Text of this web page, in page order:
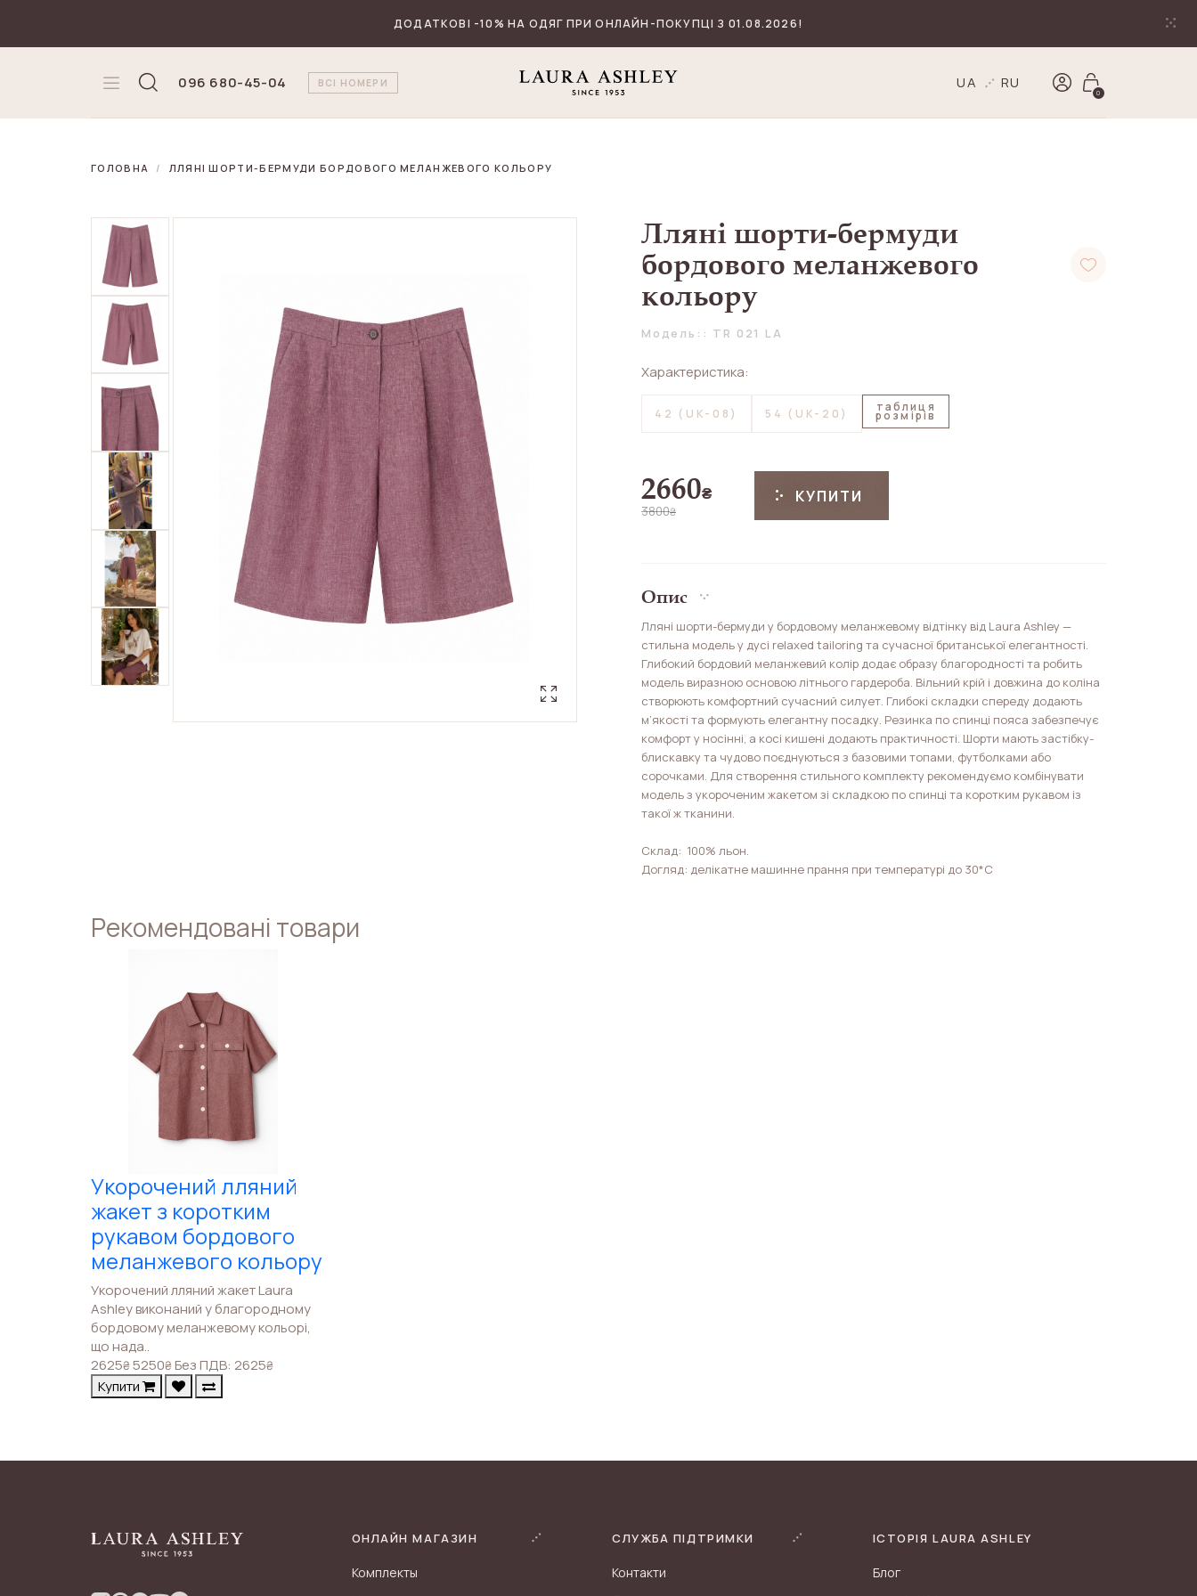
ДОДАТКОВІ -10% НА ОДЯГ ПРИ ОНЛАЙН-ПОКУПЦІ З 01.08.2026!
096 680-45-04 ВСІ НОМЕРИ UA RU
0
ГОЛОВНА ЛЛЯНІ ШОРТИ-БЕРМУДИ БОРДОВОГО МЕЛАНЖЕВОГО КОЛЬОРУ
Лляні шорти-бермуди
бордового меланжевого
кольору
Модель:: TR 021 LA
Характеристика:
42 (UK-08) 54 (UK-20) таблиця
розмірів
2660₴
3800₴
КУПИТИ
Опис
Лляні шорти-бермуди у бордовому меланжевому відтінку від Laura Ashley —
стильна модель у дусі relaxed tailoring та сучасної британської елегантності.
Глибокий бордовий меланжевий колір додає образу благородності та робить
модель виразною основою літнього гардероба. Вільний крій і довжина до коліна
створюють комфортний сучасний силует. Глибокі складки спереду додають
м’якості та формують елегантну посадку. Резинка по спинці пояса забезпечує
комфорт у носінні, а косі кишені додають практичності. Шорти мають застібку-
блискавку та чудово поєднуються з базовими топами, футболками або
сорочками. Для створення стильного комплекту рекомендуємо комбінувати
модель з укороченим жакетом зі складкою по спинці та коротким рукавом із
такої ж тканини.
Склад: 100% льон.
Догляд: делікатне машинне прання при температурі до 30*С
Рекомендовані товари
Укорочений лляний
жакет з коротким
рукавом бордового
меланжевого кольору
Укорочений лляний жакет Laura
Ashley виконаний у благородному
бордовому меланжевому кольорі,
що нада..
2625₴5250₴Без ПДВ: 2625₴
Купити
ОНЛАЙН МАГАЗИН
Комплекты
СЛУЖБА ПІДТРИМКИ
Контакти
ІСТОРІЯ LAURA ASHLEY
Блог